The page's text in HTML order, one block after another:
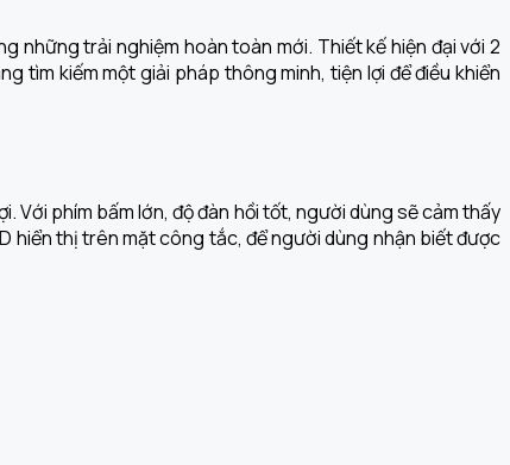
những trải nghiệm hoàn toàn mới. Thiết kế hiện đại với 2
tìm kiếm một giải pháp thông minh, tiện lợi để điều khiển
Với phím bấm lớn, độ đàn hồi tốt, người dùng sẽ cảm thấy
hiển thị trên mặt công tắc, để người dùng nhận biết được